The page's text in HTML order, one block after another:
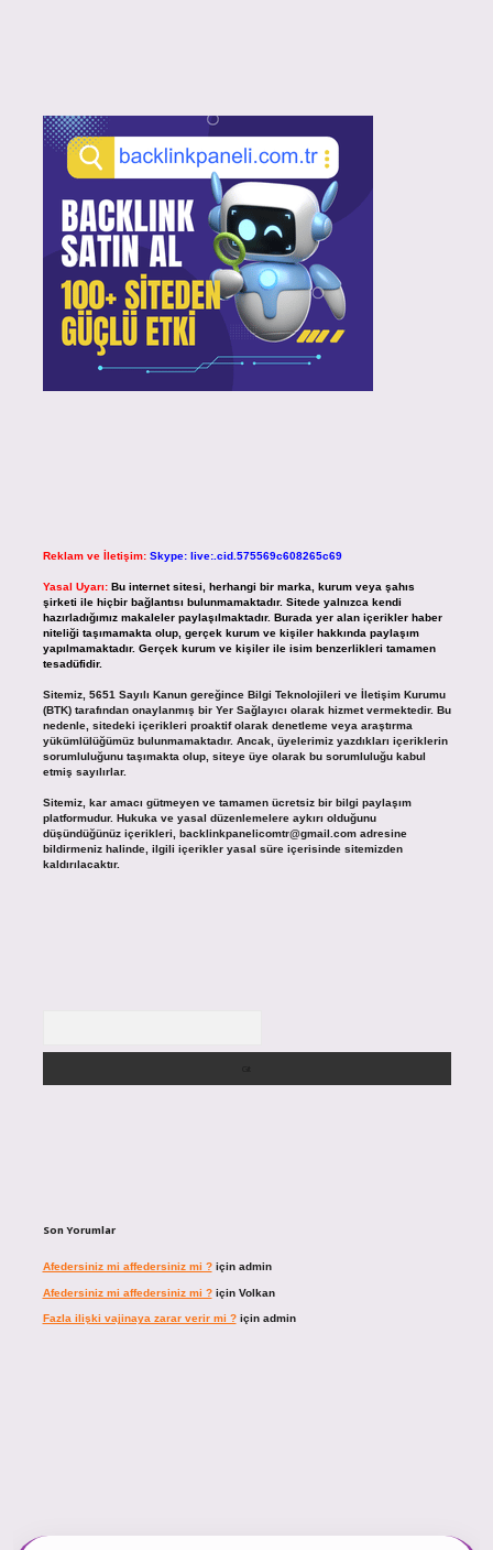
Reklam ve İletişim: Skype: live:.cid.575569c608265c69
Yasal Uyarı: Bu internet sitesi, herhangi bir marka, kurum veya şahıs
şirketi ile hiçbir bağlantısı bulunmamaktadır. Sitede yalnızca kendi
hazırladığımız makaleler paylaşılmaktadır. Burada yer alan içerikler haber
niteliği taşımamakta olup, gerçek kurum ve kişiler hakkında paylaşım
yapılmamaktadır. Gerçek kurum ve kişiler ile isim benzerlikleri tamamen
tesadüfidir.
Sitemiz, 5651 Sayılı Kanun gereğince Bilgi Teknolojileri ve İletişim Kurumu
(BTK) tarafından onaylanmış bir Yer Sağlayıcı olarak hizmet vermektedir. Bu
nedenle, sitedeki içerikleri proaktif olarak denetleme veya araştırma
yükümlülüğümüz bulunmamaktadır. Ancak, üyelerimiz yazdıkları içeriklerin
sorumluluğunu taşımakta olup, siteye üye olarak bu sorumluluğu kabul
etmiş sayılırlar.
Sitemiz, kar amacı gütmeyen ve tamamen ücretsiz bir bilgi paylaşım
platformudur. Hukuka ve yasal düzenlemelere aykırı olduğunu
düşündüğünüz içerikleri, backlinkpanelicomtr@gmail.comadresine
bildirmeniz halinde, ilgili içerikler yasal süre içerisinde sitemizden
kaldırılacaktır.
Son Yorumlar
Afedersiniz mi affedersiniz mi ?için admin
Afedersiniz mi affedersiniz mi ?için Volkan
Fazla ilişki vajinaya zarar verir mi ?için admin